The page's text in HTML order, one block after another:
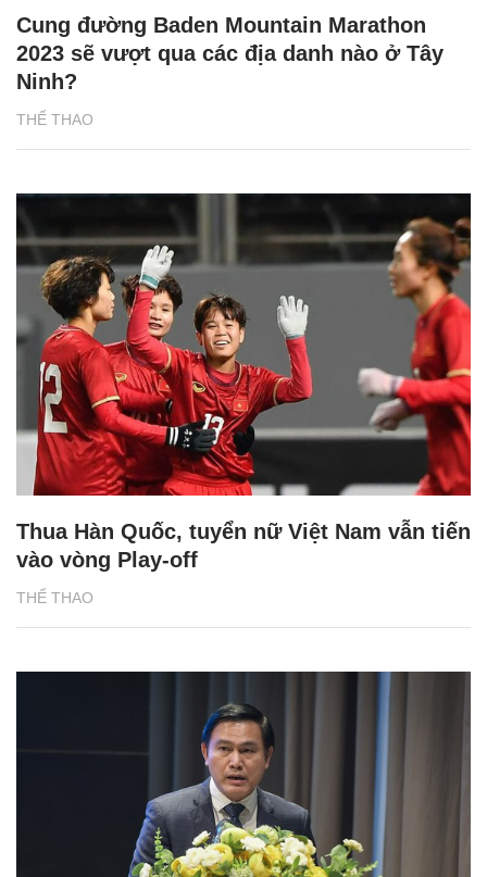
THỂ THAO
Cung đường Baden Mountain Marathon
2023 sẽ vượt qua các địa danh nào ở Tây
Ninh?
THỂ THAO
Thua Hàn Quốc, tuyển nữ Việt Nam vẫn tiến
vào vòng Play-off